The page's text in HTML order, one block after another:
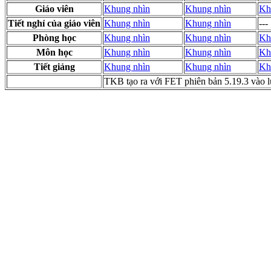
Giáo viên
Khung nhìn Khung nhìn
Tiết nghỉ của giáo viên Khung nhìn Khung nhìn
---
Phòng học
Khung nhìn Khung nhìn
Môn học
Khung nhìn Khung nhìn
Tiết giảng
Khung nhìn Khung nhìn
TKB tạo ra với FET phiên bản 5.19.3 vào